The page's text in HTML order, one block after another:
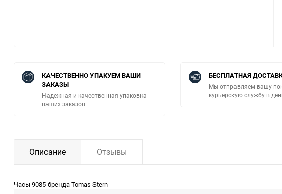
КАЧЕСТВЕННО УПАКУЕМ ВАШИ
ЗАКАЗЫ
Надежная и качественная упаковка
ваших заказов.
БЕСПЛАТНАЯ
Мы отправляем вашу
курьерскую службу в
Описание Отзывы
Часы 9085 бренда Tomas Stern